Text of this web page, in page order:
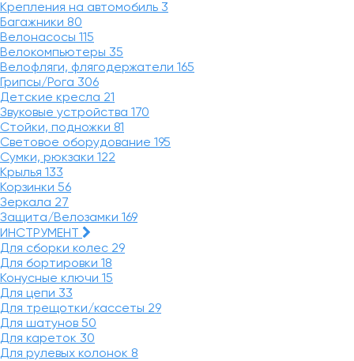
Крепления на автомобиль 3
Багажники 80
Велонасосы 115
Велокомпьютеры 35
Велофляги, флягодержатели 165
Грипсы/Рога 306
Детские кресла 21
Звуковые устройства 170
Стойки, подножки 81
Световое оборудование 195
Сумки, рюкзаки 122
Крылья 133
Корзинки 56
Зеркала 27
Защита/Велозамки 169
ИНСТРУМЕНТ
Для сборки колес 29
Для бортировки 18
Конусные ключи 15
Для цепи 33
Для трещотки/кассеты 29
Для шатунов 50
Для кареток 30
Для рулевых колонок 8